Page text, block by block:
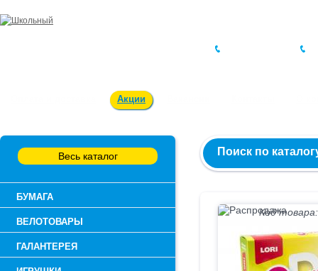
Акции
Весь каталог
БУМАГА
ВЕЛОТОВАРЫ
ГАЛАНТЕРЕЯ
Поиск по
Код